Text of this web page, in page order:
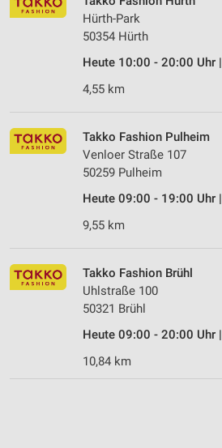
Hürth-Park
50354 Hürth
Heute 10:00 - 20:00 Uhr |
4,55 km
Takko Fashion Pulheim
Venloer Straße 107
50259 Pulheim
Heute 09:00 - 19:00 Uhr |
9,55 km
Takko Fashion Brühl
Uhlstraße 100
50321 Brühl
Heute 09:00 - 20:00 Uhr |
10,84 km